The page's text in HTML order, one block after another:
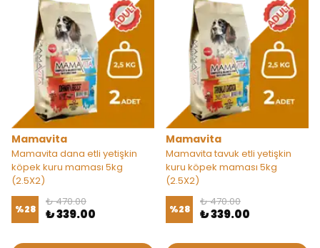
Mamavita
Mamavita dana etli yetişkin
köpek kuru maması 5kg
(2.5X2)
%28
₺ 470.00
₺ 339.00
Mamavita
Mamavita tavuk etli yetişkin
kuru köpek maması 5kg
(2.5X2)
%28
₺ 470.00
₺ 339.00